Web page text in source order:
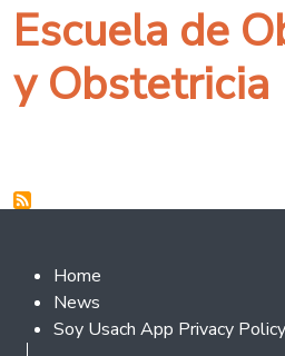
Escuela de
y Obstetricia
Footer 2
Home
News
Soy Usach App Privacy Policy